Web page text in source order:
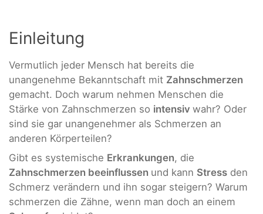
Einleitung
Vermutlich jeder Mensch hat bereits die
unangenehme Bekanntschaft mit Zahnschmerzen
gemacht. Doch warum nehmen Menschen die
Stärke von Zahnschmerzen so intensiv wahr? Oder
sind sie gar unangenehmer als Schmerzen an
anderen Körperteilen?
Gibt es systemische Erkrankungen, die
Zahnschmerzen beeinflussen und kann Stress den
Schmerz verändern und ihn sogar steigern? Warum
schmerzen die Zähne, wenn man doch an einem